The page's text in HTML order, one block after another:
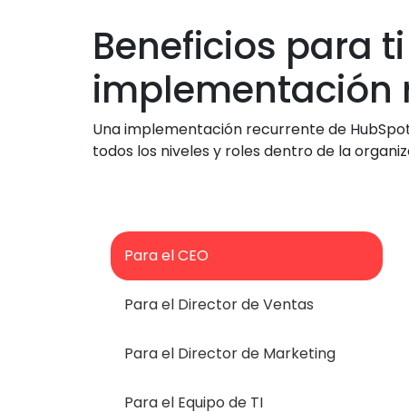
Beneficios para
implementación
Una implementación recurrente de
todos los niveles y roles dentro de la
Para el CEO
Para el Director de Ventas
Para el Director de Marketing
Para el Equipo de TI